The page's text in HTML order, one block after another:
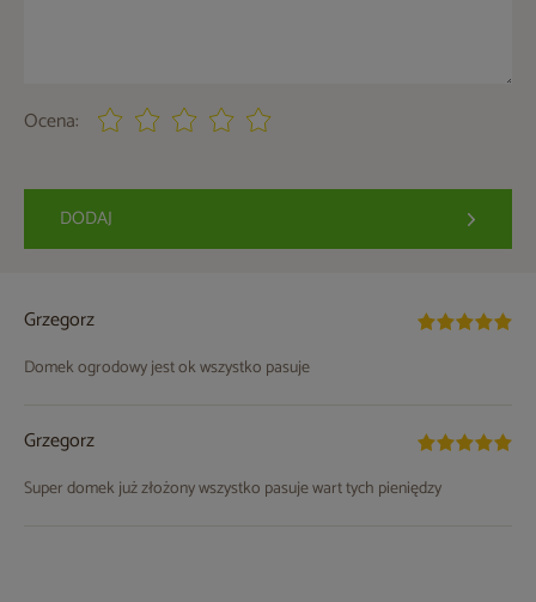
Ocena:
DODAJ
Grzegorz
Domek ogrodowy jest ok wszystko pasuje
Grzegorz
Super domek już złożony wszystko pasuje wart tych pieniędzy